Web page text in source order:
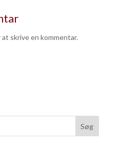
at skrive en kommentar.